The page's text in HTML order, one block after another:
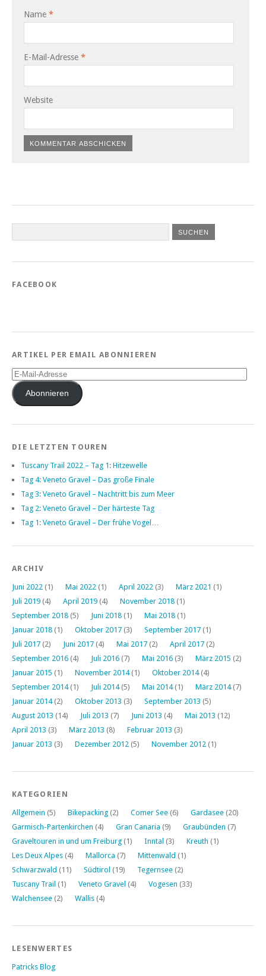
Name *
E-Mail-Adresse *
Website
FACEBOOK
ARTIKEL PER EMAIL ABONNIEREN
E-
Mail-
AdresseAbonnieren
DIE LETZTEN TOUREN
Tuscany Trail 2022 – Tag 1: Hitzewelle
Tag 4: Veneto Gravel – Das große Finale
Tag 3: Veneto Gravel – Nachtritt bis zum Meer
Tag 2: Veneto Gravel – Der härteste Tag
Tag 1: Veneto Gravel – Der frühe Vogel…
ARCHIV
Juni 2022 (1) Mai 2022 (1) April 2022 (3) März 2021 (1)
Juli 2019 (4) April 2019 (4) November 2018 (1)
September 2018 (5) Juni 2018 (1) Mai 2018 (1)
Januar 2018 (1) Oktober 2017 (3) September 2017 (1)
Juli 2017 (2) Juni 2017 (4) Mai 2017 (2) April 2017 (2)
September 2016 (4) Juli 2016 (7) Mai 2016 (3) März 2015 (2)
Januar 2015 (1) November 2014(1) Oktober 2014(4)
September 2014(1) Juli 2014(5) Mai 2014(1) März 2014(7)
Januar 2014(2) Oktober 2013 (3) September 2013 (5)
August 2013 (14) Juli 2013 (7) Juni 2013 (4) Mai 2013 (12)
April 2013 (3) März 2013 (8) Februar 2013 (3)
Januar 2013 (3) Dezember 2012 (5) November 2012 (1)
KATEGORIEN
Allgemein (5) Bikepacking (2) Comer See (6) Gardasee (20)
Garmisch-Partenkirchen (4) Gran Canaria (9) Graubünden (7)
Graveltouren in und um Freiburg (1) Inntal (3) Kreuth (1)
Les Deux Alpes (4) Mallorca (7) Mittenwald (1)
Schwarzwald (11) Südtirol (19) Tegernsee (2)
Tuscany Trail (1) Veneto Gravel (4) Vogesen (33)
Walchensee (2) Wallis (4)
LESENWERTES
Patricks Blog